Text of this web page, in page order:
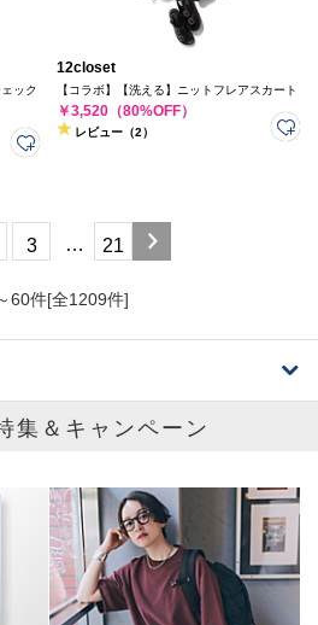
ック
12closet
【コラボ】【洗える】ニットフレアスカート
￥3,520（80%OFF）
レビュー（2）
3 … 21
60件[全1209件]
集＆キャンペーン